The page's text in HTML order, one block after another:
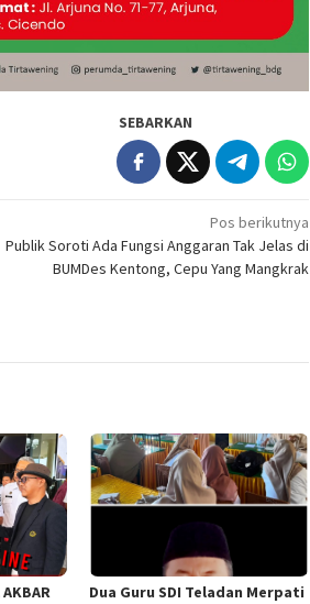
SEBARKAN
Pos berikutnya
Publik Soroti Ada Fungsi Anggaran Tak Jelas di
BUMDes Kentong, Cepu Yang Mangkrak
AKBAR
Dua Guru SDI Teladan Merpati